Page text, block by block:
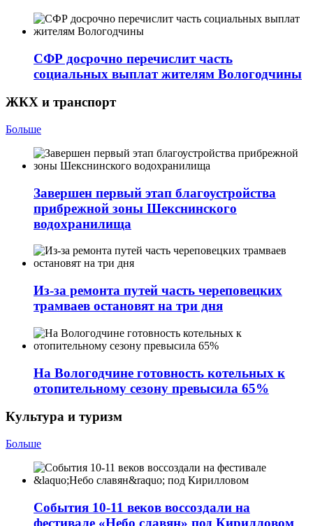
СФР досрочно перечислит часть
социальных выплат жителям Вологодчины
ЖКХ и транспорт
Больше
Завершен первый этап благоустройства
прибрежной зоны Шекснинского
водохранилища
Из-за ремонта путей часть череповецких
трамваев остановят на три дня
На Вологодчине готовность котельных к
отопительному сезону превысила 65%
Культура и туризм
Больше
События 10-11 веков воссоздали на
фестивале «Небо славян» под Кирилловом